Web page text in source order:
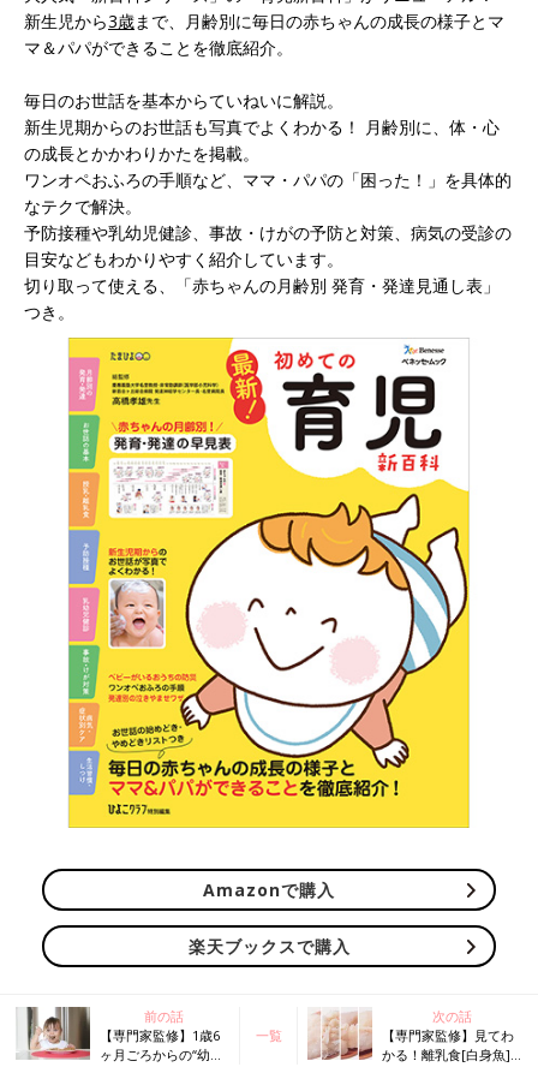
新生児から3歳まで、月齢別に毎日の赤ちゃんの成長の様子とマ
マ＆パパができることを徹底紹介。
毎日のお世話を基本からていねいに解説。
新生児期からのお世話も写真でよくわかる！ 月齢別に、体・心
の成長とかかわりかたを掲載。
ワンオペおふろの手順など、ママ・パパの「困った！」を具体的
なテクで解決。
予防接種や乳幼児健診、事故・けがの予防と対策、病気の受診の
目安などもわかりやすく紹介しています。
切り取って使える、「赤ちゃんの月齢別 発育・発達見通し表」
つき。
Amazonで購入
楽天ブックスで購入
前の話
【専門家監修】1歳6
ヶ月ごろからの“幼児
一覧
次の話
【専門家監修】見てわ
かる！離乳食[白身魚]